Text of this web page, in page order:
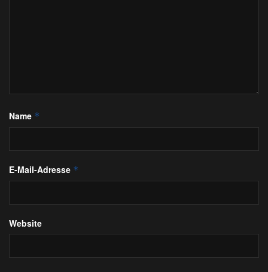
Name *
E-Mail-Adresse *
Website